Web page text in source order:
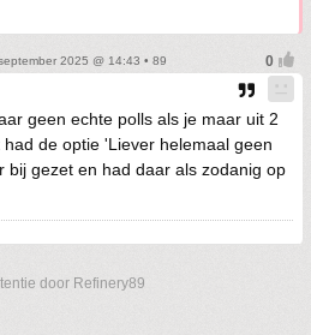
2025 @ 14:43 • 89
geen echte polls als je maar uit 2
de optie 'Liever helemaal geen
bij gezet en had daar als zodanig op
door Refinery89